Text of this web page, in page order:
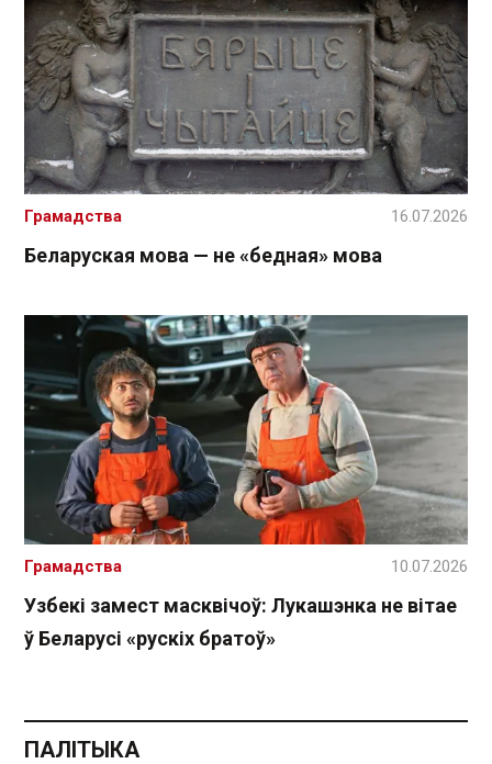
Беларуская мова — не «бедная» мова
Грамадства 16.07.2026
Узбекі замест масквічоў: Лукашэнка не вітае
ў Беларусі «рускіх братоў»
Грамадства 10.07.2026
ПАЛІТЫКА